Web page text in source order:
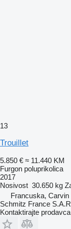
13
Trouillet
5.850 € ≈ 11.440 KM
Furgon poluprikolica
2017
Nosivost 30.650 kg
Francuska, Carvin
Schmitz France
Kontaktirajte prodavca